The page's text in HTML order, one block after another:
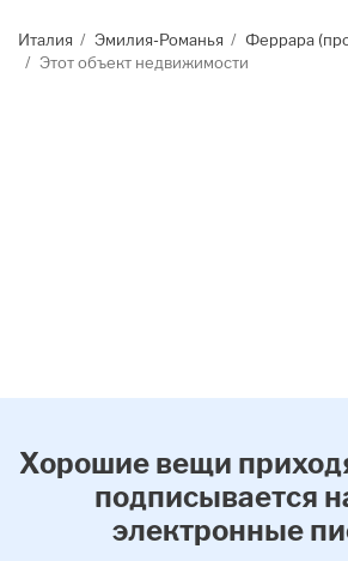
Италия Эмилия-Романья Феррара
Этот объект недвижимости
Хорошие вещи
подписывается
электронные